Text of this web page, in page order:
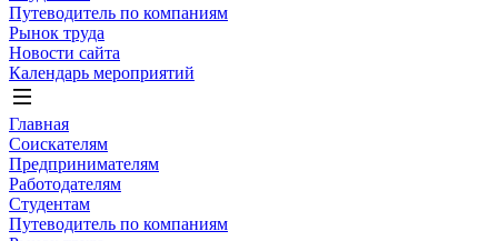
Путеводитель по компаниям
Рынок труда
Новости сайта
Календарь мероприятий
Главная
Соискателям
Предпринимателям
Работодателям
Студентам
Путеводитель по компаниям